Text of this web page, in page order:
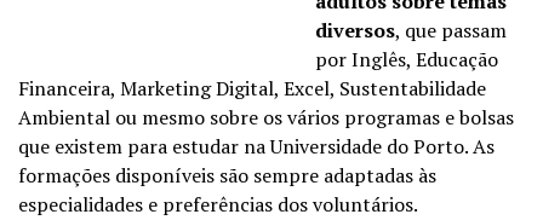
diversos, que passam
por Inglês, Educação
Financeira, Marketing Digital, Excel, Sustentabilidade
Ambiental ou mesmo sobre os vários programas e bolsas
que existem para estudar na Universidade do Porto. As
formações disponíveis são sempre adaptadas às
especialidades e preferências dos voluntários.